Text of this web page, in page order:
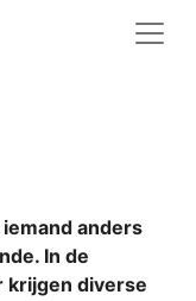
anders
In de
krijgen diverse